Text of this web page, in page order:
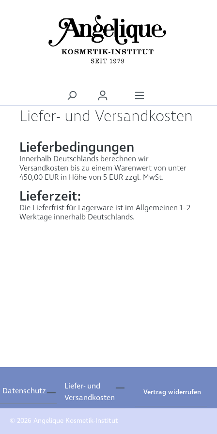
Liefer- und Versandkosten
Lieferbedingungen
Innerhalb Deutschlands berechnen wir
Versandkosten bis zu einem Warenwert von unter
450,00 EUR in Höhe von 5 EUR zzgl. MwSt.
Lieferzeit:
Die Lieferfrist für Lagerware ist im Allgemeinen 1–2
Werktage innerhalb Deutschlands.
Datenschutz
Liefer- und
Versandkosten
Vertrag widerrufen
© 2026 Angelique Kosmetik-Institut